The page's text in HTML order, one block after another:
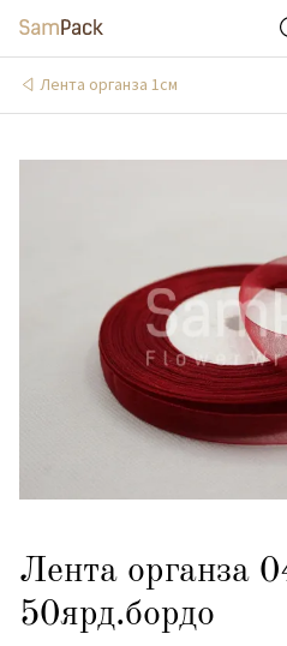
Лента органза 1см
Лента органза
50ярд.бордо